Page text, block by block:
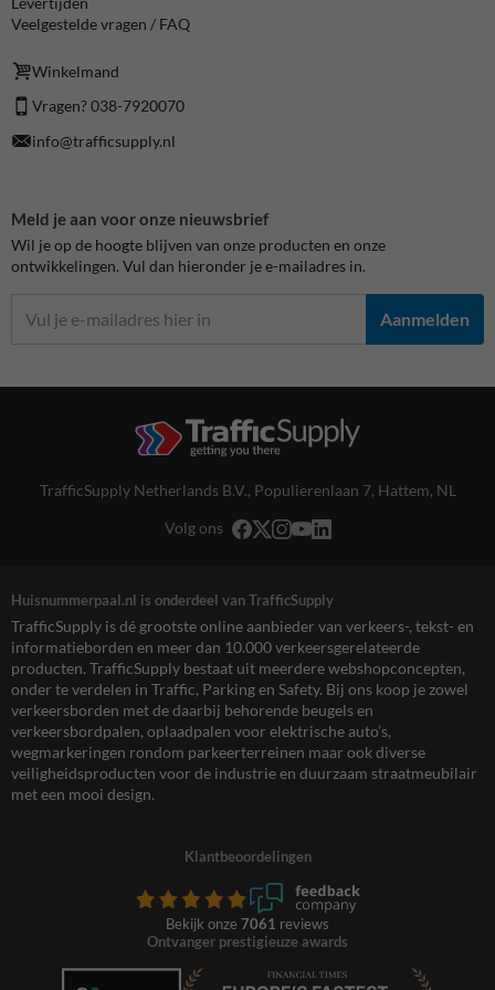
Veelgestelde vragen / FAQ
Winkelmand
Vragen? 038-7920070
info@trafficsupply.nl
Meld je aan voor onze nieuwsbrief
Wil je op de hoogte blijven van onze producten en onze
ontwikkelingen. Vul dan hieronder je e-mailadres in.
Aanmelden
TrafficSupply Netherlands B.V., Populierenlaan 7, Hattem, NL
Volg ons
Huisnummerpaal.nl is onderdeel van TrafficSupply
TrafficSupply is dé grootste online aanbieder van verkeers-, tekst- en
informatieborden en meer dan 10.000 verkeersgerelateerde
producten. TrafficSupply bestaat uit meerdere webshopconcepten,
onder te verdelen in Traffic, Parking en Safety. Bij ons koop je zowel
verkeersborden met de daarbij behorende beugels en
verkeersbordpalen, oplaadpalen voor elektrische auto’s,
wegmarkeringen rondom parkeerterreinen maar ook diverse
veiligheidsproducten voor de industrie en duurzaam straatmeubilair
met een mooi design.
Klantbeoordelingen
Bekijk onze 7061 reviews
Ontvanger prestigieuze awards